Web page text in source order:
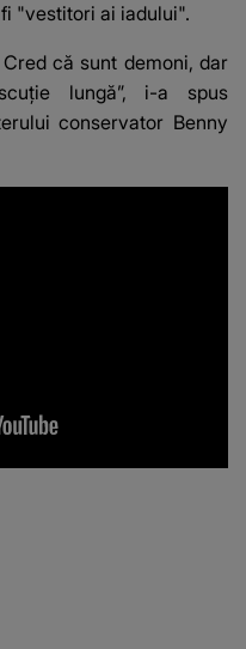
"vestitori ai iadului".
că sunt demoni, dar
lungă”, i-a spus
conservator Benny